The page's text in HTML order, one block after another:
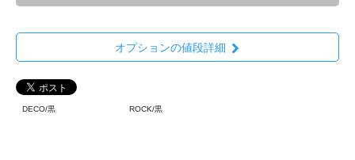
オプションの値段詳細
DECO/黒 ROCK/黒